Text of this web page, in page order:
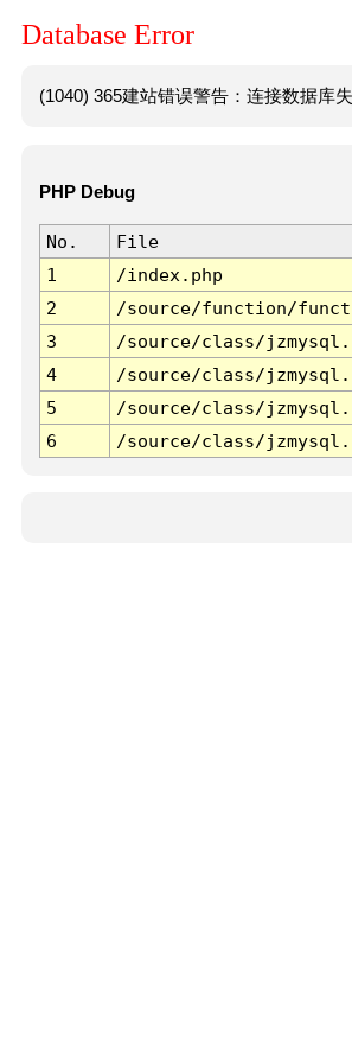
Database Error
(1040) 365建站错误警告：连接数据库
PHP Debug
No. File
1
/index.php
2
/source/function/
3
/source/class/
4
/source/class/
5
/source/class/
6
/source/class/